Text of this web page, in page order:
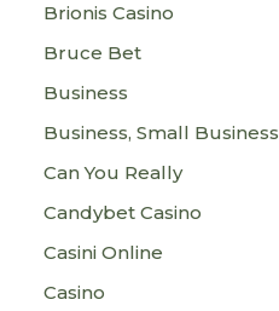
Brionis Casino
Bruce Bet
Business
Business, Small Business
Can You Really
Candybet Casino
Casini Online
Casino